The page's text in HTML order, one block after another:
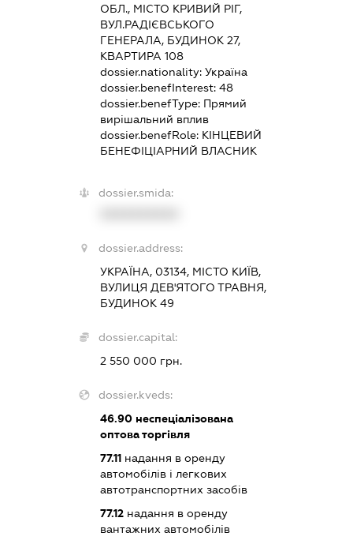
ОБЛ., МІСТО КРИВИЙ РІГ,
ВУЛ.РАДІЄВСЬКОГО
ГЕНЕРАЛА, БУДИНОК 27,
КВАРТИРА 108
dossier.nationality:Україна
dossier.benefInterest:48
dossier.benefType: Прямий
вирішальний вплив
dossier.benefRole: КІНЦЕВИЙ
БЕНЕФІЦІАРНИЙ ВЛАСНИК
dossier.smida:
dossier.address:
УКРАЇНА, 03134, МІСТО КИЇВ,
ВУЛИЦЯ ДЕВ'ЯТОГО ТРАВНЯ,
БУДИНОК 49
dossier.capital:
2 550 000 грн.
dossier.kveds:
46.90 неспеціалізована
оптова торгівля
77.11 надання в оренду
автомобілів і легкових
автотранспортних засобів
77.12 надання в оренду
вантажних автомобілів